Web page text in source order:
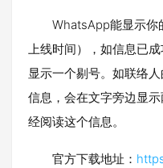
WhatsApp能显示你
上线时间），如信息已
显示一个剔号。如联络
信息，会在文字旁边显
经阅读这个信息。
官方下载地址：